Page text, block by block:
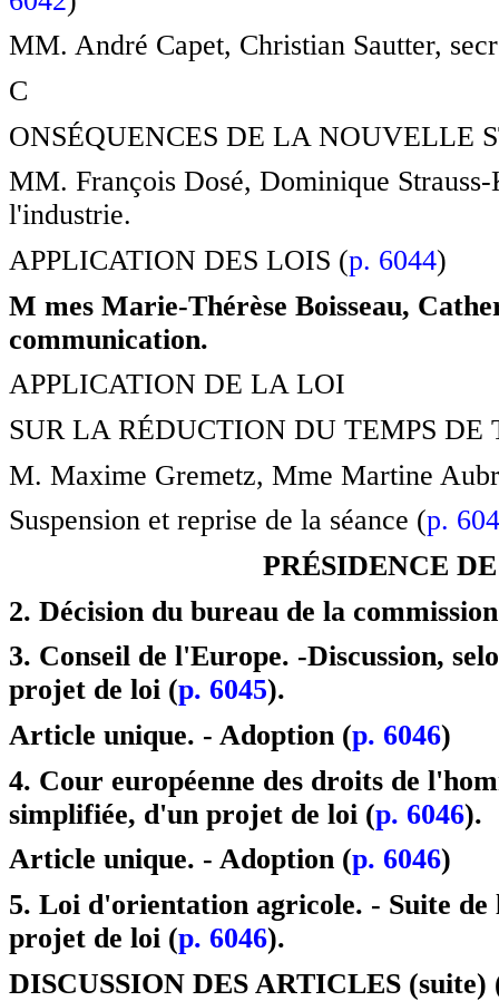
MM. André Capet, Christian Sautter,
C
ONSÉQUENCES DE LA NOUVELLE
MM. François Dosé, Dominique
l'industrie.
APPLICATION DES LOIS (p. 6044)
M mes Marie-Thérèse Boisseau,
communication.
APPLICATION DE LA LOI
SUR LA RÉDUCTION DU TEMPS DE
M. Maxime Gremetz, Mme Martine
Suspension et reprise de la séance (p.
PRÉSIDENCE
2. Décision du bureau de la
3. Conseil de l'Europe. -Discussion,
projet de loi (p. 6045).
Article unique. - Adoption (p. 6046)
4. Cour européenne des droits de
simplifiée, d'un projet de loi (p. 6046).
Article unique. - Adoption (p. 6046)
5. Loi d'orientation agricole. - Suite
projet de loi (p. 6046).
DISCUSSION DES ARTICLES (suite)